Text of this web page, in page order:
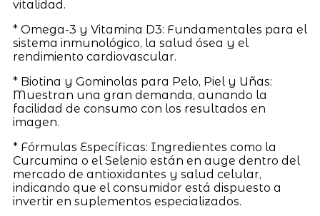
vitalidad.
* Omega-3 y Vitamina D3: Fundamentales para el
sistema inmunológico, la salud ósea y el
rendimiento cardiovascular.
* Biotina y Gominolas para Pelo, Piel y Uñas:
Muestran una gran demanda, aunando la
facilidad de consumo con los resultados en
imagen.
* Fórmulas Específicas: Ingredientes como la
Curcumina o el Selenio están en auge dentro del
mercado de antioxidantes y salud celular,
indicando que el consumidor está dispuesto a
invertir en suplementos especializados.